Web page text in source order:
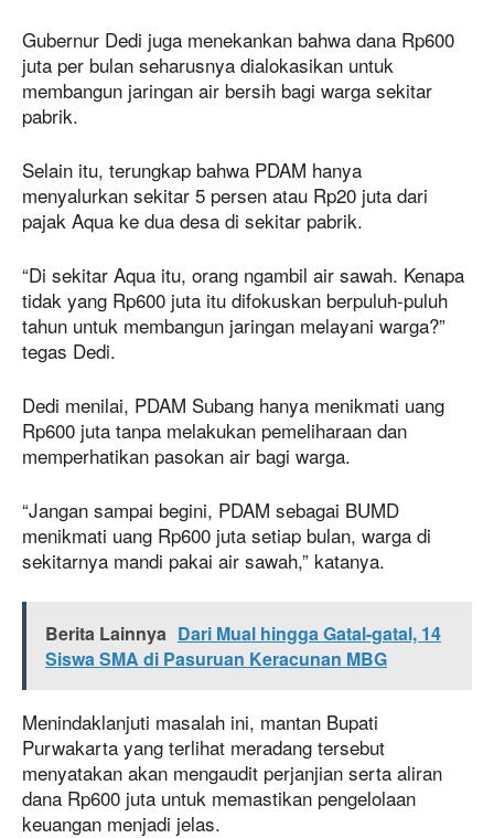
Gubernur Dedi juga menekankan bahwa dana Rp600
juta per bulan seharusnya dialokasikan untuk
membangun jaringan air bersih bagi warga sekitar
pabrik.
Selain itu, terungkap bahwa PDAM hanya
menyalurkan sekitar 5 persen atau Rp20 juta dari
pajak Aqua ke dua desa di sekitar pabrik.
“Di sekitar Aqua itu, orang ngambil air sawah. Kenapa
tidak yang Rp600 juta itu difokuskan berpuluh-puluh
tahun untuk membangun jaringan melayani warga?”
tegas Dedi.
Dedi menilai, PDAM Subang hanya menikmati uang
Rp600 juta tanpa melakukan pemeliharaan dan
memperhatikan pasokan air bagi warga.
“Jangan sampai begini, PDAM sebagai BUMD
menikmati uang Rp600 juta setiap bulan, warga di
sekitarnya mandi pakai air sawah,” katanya.
Berita Lainnya Dari Mual hingga Gatal-gatal, 14
Siswa SMA di Pasuruan Keracunan MBG
Menindaklanjuti masalah ini, mantan Bupati
Purwakarta yang terlihat meradang tersebut
menyatakan akan mengaudit perjanjian serta aliran
dana Rp600 juta untuk memastikan pengelolaan
keuangan menjadi jelas.